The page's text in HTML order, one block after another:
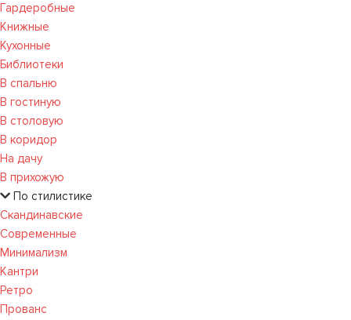
Гардеробные
Книжные
Кухонные
Библиотеки
В спальню
В гостиную
В столовую
В коридор
На дачу
В прихожую
По стилистике
Скандинавские
Современные
Минимализм
Кантри
Ретро
Прованс